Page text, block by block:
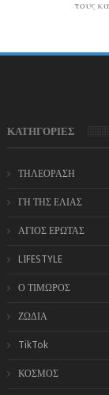
τους
ΚΑΤΗΓΟΡΙΕΣ
ΤΗΛΕΟΡΑΣΗ
ΓΗ ΤΗΣ ΕΛΙΑΣ
ΑΓΙΟΣ ΕΡΩΤΑΣ
LIFESTYLE
Ο ΤΙΜΩΡΟΣ
ΖΩΔΙΑ
TikTok
ΚΟΣΜΟΣ